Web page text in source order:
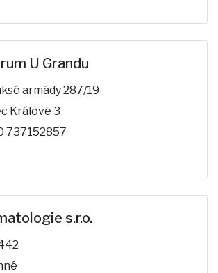
U Grandu
armády 287/19
Králové 3
737152857
s.r.o.